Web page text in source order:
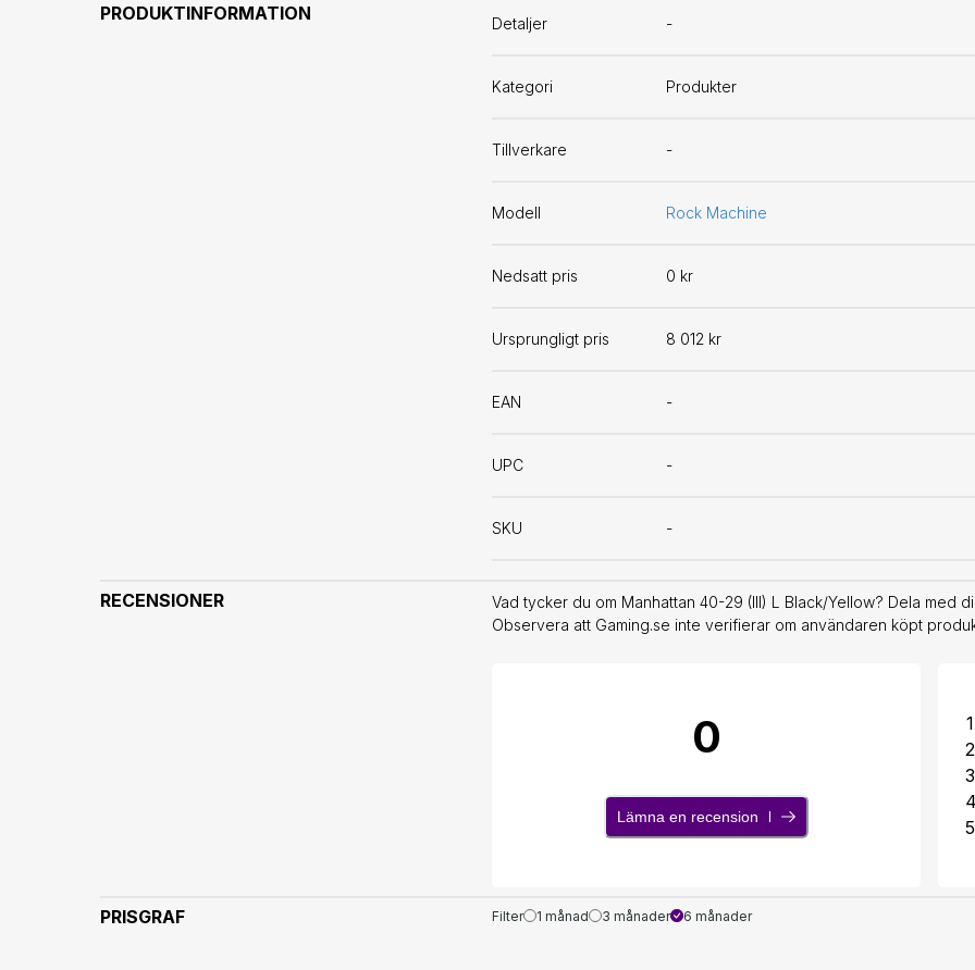
PRODUKTINFORMATION
Detaljer -
Kategori Produkter
Tillverkare -
Modell Rock Machine
Nedsatt pris 0 kr
Ursprungligt pris 8 012 kr
EAN -
UPC -
SKU -
RECENSIONER
Vad tycker du om Manhattan 40-29 (III) L Black/Yellow? Dela med
Observera att Gaming.se inte verifierar om användaren köpt
0
Lämna en recension
1
2
3
4
5
PRISGRAF Filter 1 månad 3 månader 6 månader